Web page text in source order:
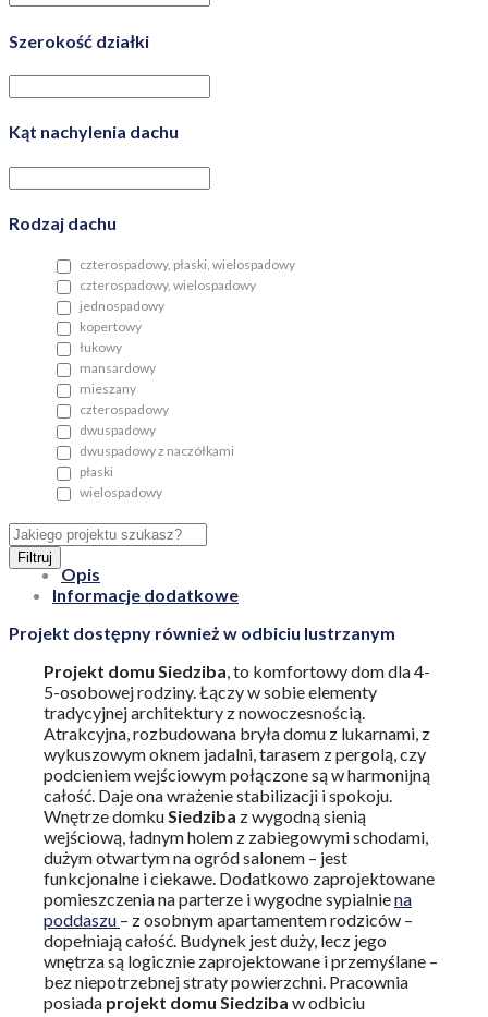
Szerokość działki
Kąt nachylenia dachu
Rodzaj dachu
czterospadowy, płaski, wielospadowy
czterospadowy, wielospadowy
jednospadowy
kopertowy
łukowy
mansardowy
mieszany
czterospadowy
dwuspadowy
dwuspadowy z naczółkami
płaski
wielospadowy
Filtruj
Opis
Informacje dodatkowe
Projekt dostępny również w odbiciu lustrzanym
Projekt domu Siedziba, to komfortowy dom dla 4-
5-osobowej rodziny. Łączy w sobie elementy
tradycyjnej architektury z nowoczesnością.
Atrakcyjna, rozbudowana bryła domu z lukarnami, z
wykuszowym oknem jadalni, tarasem z pergolą, czy
podcieniem wejściowym połączone są w harmonijną
całość. Daje ona wrażenie stabilizacji i spokoju.
Wnętrze domkuSiedziba z wygodną sienią
wejściową, ładnym holem z zabiegowymi schodami,
dużym otwartym na ogród salonem – jest
funkcjonalne i ciekawe. Dodatkowo zaprojektowane
pomieszczenia na parterze i wygodne sypialniena
poddaszu – z osobnym apartamentem rodziców –
dopełniają całość. Budynek jest duży, lecz jego
wnętrza są logicznie zaprojektowane i przemyślane –
bez niepotrzebnej straty powierzchni. Pracownia
posiada projekt domu Siedziba w odbiciu